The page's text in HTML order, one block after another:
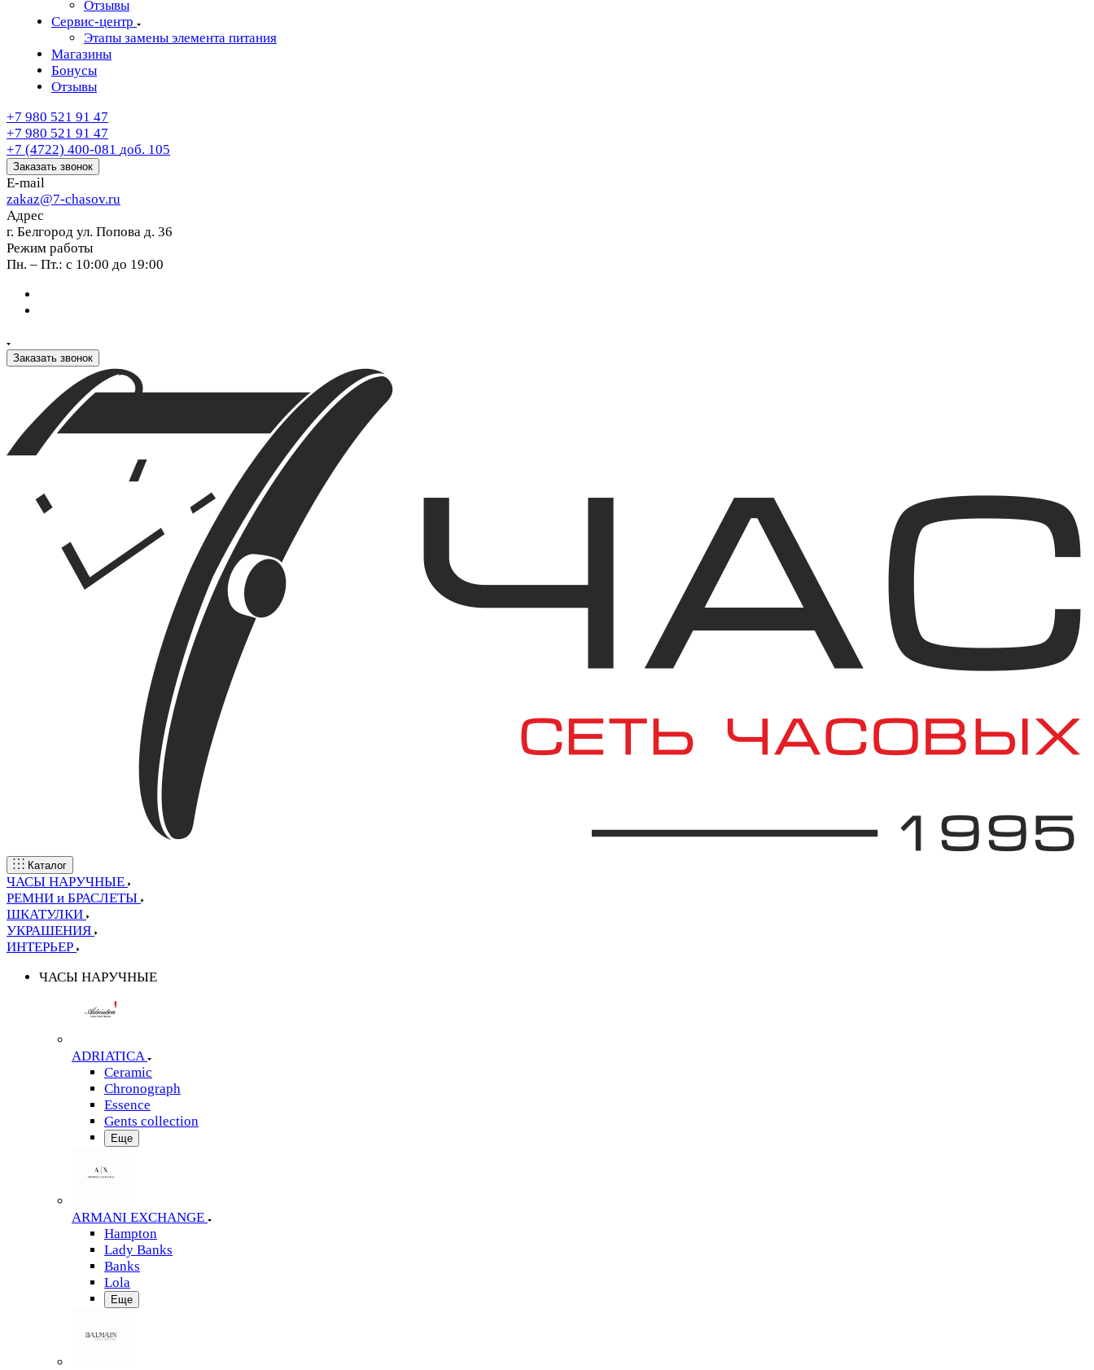
Отзывы
Сервис-центр
Этапы замены элемента питания
Магазины
Бонусы
Отзывы
+7 980 521 91 47
+7 980 521 91 47
+7 (4722) 400-081 доб. 105
Заказать звонок
E-mail
zakaz@7-chasov.ru
Адрес
г. Белгород ул. Попова д. 36
Режим работы
Пн. – Пт.: с 10:00 до 19:00
Заказать звонок
Каталог
ЧАСЫ НАРУЧНЫЕ
РЕМНИ и БРАСЛЕТЫ
ШКАТУЛКИ
УКРАШЕНИЯ
ИНТЕРЬЕР
ЧАСЫ НАРУЧНЫЕ
ADRIATICA
Ceramic
Chronograph
Essence
Gents collection
Еще
ARMANI EXCHANGE
Hampton
Lady Banks
Banks
Lola
Еще